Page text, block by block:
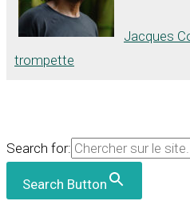
Jacques
trompette
Search for:
Search Button